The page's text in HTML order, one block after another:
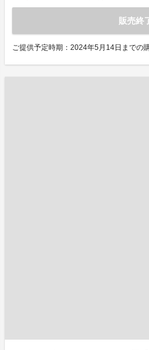
販売終
ご提供予定時期：2024年5月14日までの